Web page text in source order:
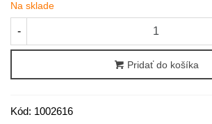
Na sklade
-
Pridať do košíka
Kód: 1002616